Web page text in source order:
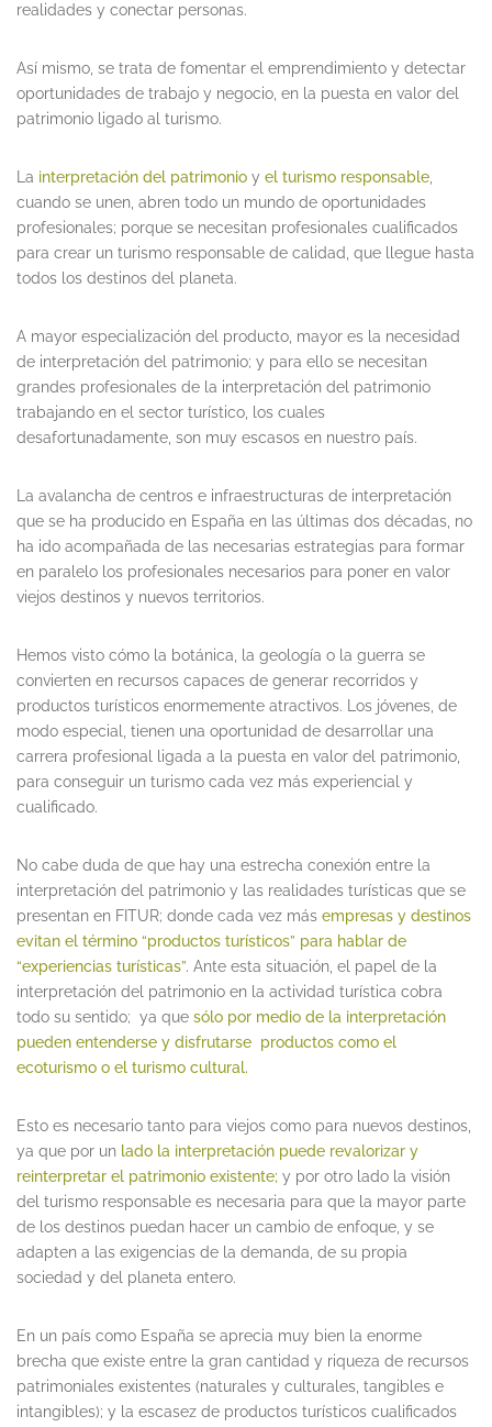
realidades y conectar personas.
Así mismo, se trata de fomentar el emprendimiento y detectar
oportunidades de trabajo y negocio, en la puesta en valor del
patrimonio ligado al turismo.
La interpretación del patrimonio y el turismo responsable
cuando se unen, abren todo un mundo de oportunidades
profesionales; porque se necesitan profesionales cualificados
para crear un turismo responsable de calidad, que llegue hasta
todos los destinos del planeta.
A mayor especialización del producto, mayor es la necesidad
de interpretación del patrimonio; y para ello se necesitan
grandes profesionales de la interpretación del patrimonio
trabajando en el sector turístico, los cuales
desafortunadamente, son muy escasos en nuestro país.
La avalancha de centros e infraestructuras de interpretación
que se ha producido en España en las últimas dos décadas, no
ha ido acompañada de las necesarias estrategias para formar
en paralelo los profesionales necesarios para poner en valor
viejos destinos y nuevos territorios.
Hemos visto cómo la botánica, la geología o la guerra se
convierten en recursos capaces de generar recorridos y
productos turísticos enormemente atractivos. Los jóvenes, de
modo especial, tienen una oportunidad de desarrollar una
carrera profesional ligada a la puesta en valor del patrimonio,
para conseguir un turismo cada vez más experiencial y
cualificado.
No cabe duda de que hay una estrecha conexión entre la
interpretación del patrimonio y las realidades turísticas que se
presentan en FITUR; donde cada vez más empresas y destinos
evitan el término “productos turísticos” para hablar de
“experiencias turísticas”. Ante esta situación, el papel de la
interpretación del patrimonio en la actividad turística cobra
todo su sentido; ya que sólo por medio de la interpretación
pueden entenderse y disfrutarse productos como el
ecoturismo o el turismo cultural.
Esto es necesario tanto para viejos como para nuevos destinos,
ya que por un lado la interpretación puede revalorizar y
reinterpretar el patrimonio existente; y por otro lado la visión
del turismo responsable es necesaria para que la mayor parte
de los destinos puedan hacer un cambio de enfoque, y se
adapten a las exigencias de la demanda, de su propia
sociedad y del planeta entero.
En un país como España se aprecia muy bien la enorme
brecha que existe entre la gran cantidad y riqueza de recursos
patrimoniales existentes (naturales y culturales, tangibles e
intangibles); y la escasez de productos turísticos cualificados